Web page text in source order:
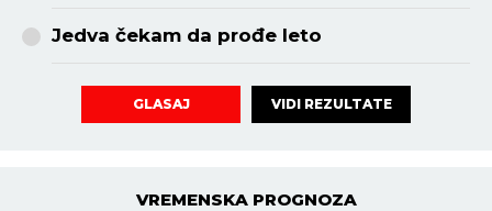
Jedva čekam da prođe leto
GLASAJ VIDI REZULTATE
VREMENSKA PROGNOZA